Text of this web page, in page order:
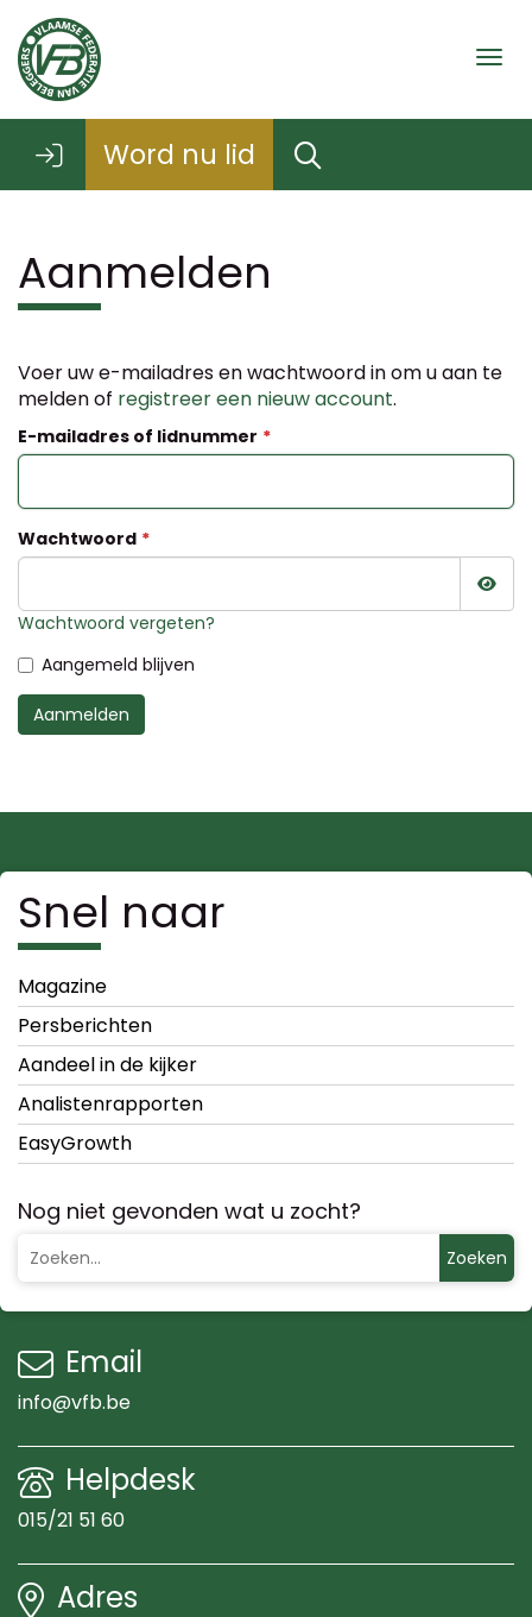
Word nu lid
Aanmelden
Voer uw e-mailadres en wachtwoord in om u aan te
melden of registreer een nieuw account.
E-mailadres of lidnummer
Wachtwoord
Wachtwoord vergeten?
Aangemeld blijven
Aanmelden
Snel naar
Magazine
Persberichten
Aandeel in de kijker
Analistenrapporten
EasyGrowth
Nog niet gevonden wat u zocht?
Zoeken
Email
info@vfb.be
Helpdesk
015/21 51 60
Adres